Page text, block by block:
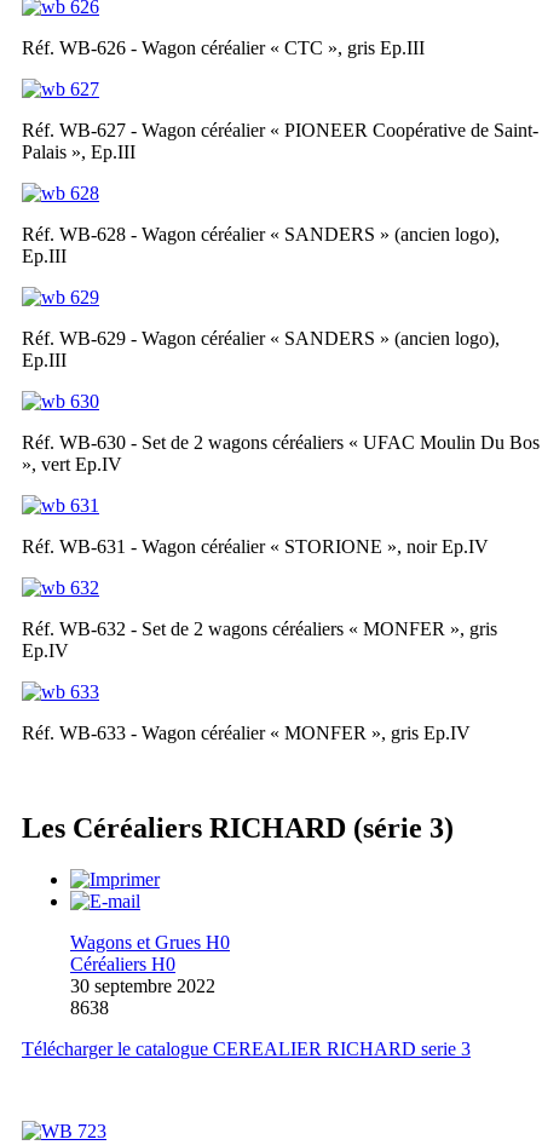
Réf. WB-626 - Wagon céréalier « CTC », gris Ep.III
Réf. WB-627 - Wagon céréalier « PIONEER Coopérative de Saint-
Palais », Ep.III
Réf. WB-628 - Wagon céréalier « SANDERS » (ancien logo),
Ep.III
Réf. WB-629 - Wagon céréalier « SANDERS » (ancien logo),
Ep.III
Réf. WB-630 - Set de 2 wagons céréaliers « UFAC Moulin Du Bos
», vert Ep.IV
Réf. WB-631 - Wagon céréalier « STORIONE », noir Ep.IV
Réf. WB-632 - Set de 2 wagons céréaliers « MONFER », gris
Ep.IV
Réf. WB-633 - Wagon céréalier « MONFER », gris Ep.IV
Les Céréaliers RICHARD (série 3)
Wagons et Grues H0
Céréaliers H0
30 septembre 2022
8638
Télécharger le catalogue CEREALIER RICHARD serie 3